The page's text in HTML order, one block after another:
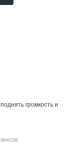
громкость и